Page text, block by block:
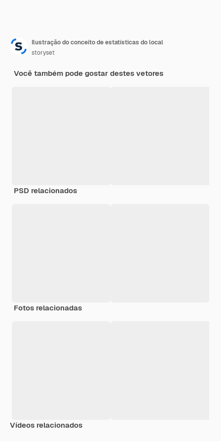
Ilustração do conceito de estatísticas do local
storyset
Você também pode gostar destes vetores
PSD relacionados
Fotos relacionadas
Vídeos relacionados